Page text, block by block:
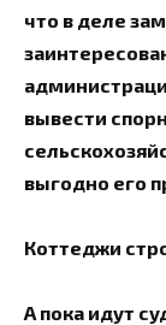
что в деле
вывести
выгодно его
Коттеджи
А пока идут